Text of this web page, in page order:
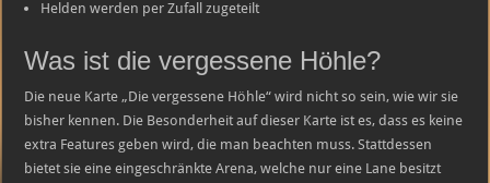
Helden werden per Zufall zugeteilt
Was ist die vergessene Höhle?
Die neue Karte „Die vergessene Höhle“ wird nicht so sein, wie wir sie
bisher kennen. Die Besonderheit auf dieser Karte ist es, dass es keine
extra Features geben wird, die man beachten muss. Stattdessen
bietet sie eine eingeschränkte Arena, welche nur eine Lane besitzt